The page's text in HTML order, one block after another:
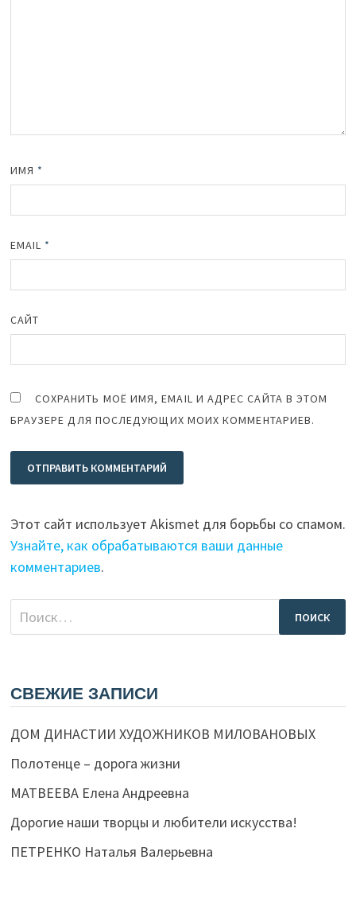
ИМЯ *
EMAIL *
САЙТ
СОХРАНИТЬ МОЁ ИМЯ, EMAIL И АДРЕС САЙТА В ЭТОМ
БРАУЗЕРЕ ДЛЯ ПОСЛЕДУЮЩИХ МОИХ КОММЕНТАРИЕВ.
Этот сайт использует Akismet для борьбы со спамом.
Узнайте, как обрабатываются ваши данные
комментариев.
Найти:
СВЕЖИЕ ЗАПИСИ
ДОМ ДИНАСТИИ ХУДОЖНИКОВ МИЛОВАНОВЫХ
Полотенце – дорога жизни
МАТВЕЕВА Елена Андреевна
Дорогие наши творцы и любители искусства!
ПЕТРЕНКО Наталья Валерьевна